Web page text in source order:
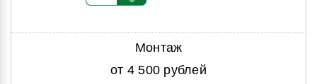
Монтаж
от 4 500 рублей